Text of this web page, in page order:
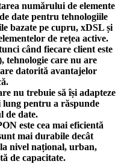
numărului de elemente
date pentru tehnologiile
bazate pe cupru, xDSL și
de rețea active.
când fiecare client este
care nu are
datorită avantajelor
nu trebuie să își adapteze
lung pentru a răspunde
de date.
este cea mai eficientă
mai durabile decât
nivel național, urban,
de capacitate.